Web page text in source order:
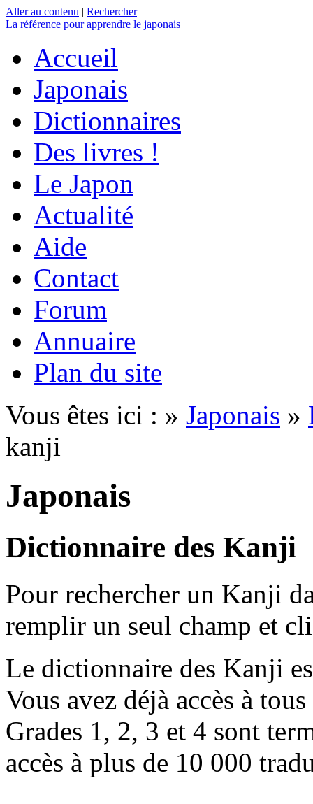
Aller au contenu | Rechercher
La référence pour apprendre le japonais
Accueil
Japonais
Dictionnaires
Des livres !
Le Japon
Actualité
Aide
Contact
Forum
Annuaire
Plan du site
Vous êtes ici : » Japonais »
kanji
Japonais
Dictionnaire des Kanji
Pour rechercher un Kanji
remplir un seul champ et
Le dictionnaire des Kanji
Vous avez déjà accès à
Grades 1, 2, 3 et 4 sont
accès à plus de 10 000